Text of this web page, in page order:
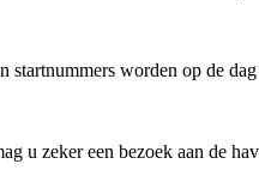
startnummers worden op de
u zeker een bezoek aan de